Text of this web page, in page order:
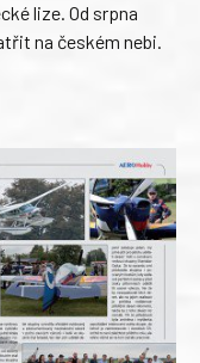
lize. Od srpna
na českém nebi.